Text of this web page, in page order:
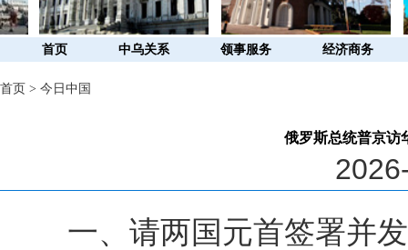
首页 中乌关系 领事服务 经济商务
首页 > 今日中国
俄罗斯总统普京访
一、请两国元首签署并